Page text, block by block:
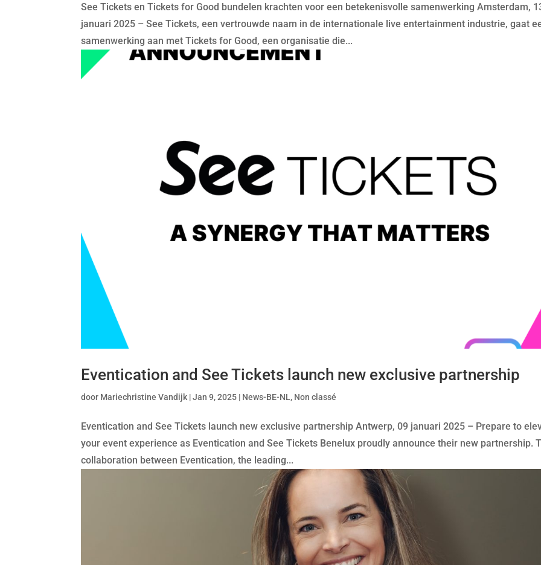
See Tickets en Tickets for Good bundelen krachten voor een betekenisvolle samenwerking Amsterdam,
januari 2025 – See Tickets, een vertrouwde naam in de internationale live entertainment industrie, gaat
samenwerking aan met Tickets for Good, een organisatie die...
Eventication and See Tickets launch new exclusive partnership
door Mariechristine Vandijk |Jan 9, 2025 | News-BE-NL, Non classé
Eventication and See Tickets launch new exclusive partnership Antwerp, 09 januari 2025 – Prepare to
your event experience as Eventication and See Tickets Benelux proudly announce their new partnership.
collaboration between Eventication, the leading...